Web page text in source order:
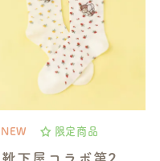
NEW 限定商品